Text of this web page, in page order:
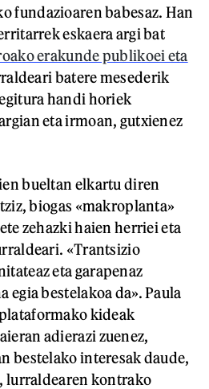
fundazioaren babesaz. Han
eskaera argi bat
erakunde publikoei eta
batere mesederik
handi horiek
eta irmoan, gutxienez
bueltan elkartu diren
biogas «makroplanta»
zehazki haien herriei eta
«Trantsizio
eta garapenaz
egia bestelakoa da». Paula
kideak
adierazi zuenez,
bestelako interesak daude,
lurraldearen kontrako